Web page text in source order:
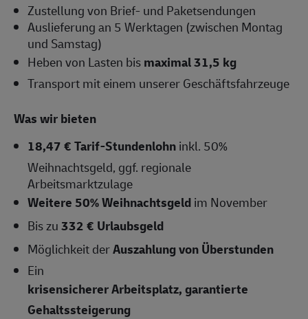
Zustellung von Brief- und Paketsendungen
Auslieferung an 5 Werktagen (zwischen Montag
und Samstag)
Heben von Lasten bismaximal 31,5 kg
Transport mit einem unserer Geschäftsfahrzeuge
Was wir bieten
18,47 € Tarif-Stundenlohninkl. 50%
Weihnachtsgeld, ggf. regionale
Arbeitsmarktzulage
Weitere 50% Weihnachtsgeldim November
Bis zu332 € Urlaubsgeld
Möglichkeit derAuszahlung von Überstunden
Ein
krisensicherer Arbeitsplatz, garantierte
Gehaltssteigerung